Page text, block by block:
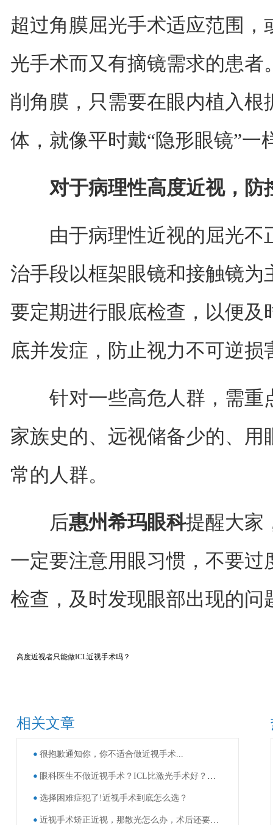
超过角膜屈光手术适应范围
光手术而又有摘镜需求的患
削角膜，只需要在眼内植入
体，就像平时戴“隐形眼镜”一
对于病理性高度近视，防
由于病理性近视的屈光不
治手段以框架眼镜和接触镜
要定期进行眼底检查，以便
底并发症，防止视力不可逆损
针对一些高危人群，需重
家族史的、远视储备少的、
常的人群。
后惠州希玛眼科提醒大家
一定要注意用眼习惯，不要
检查，及时发现眼部出现的问
高度近视者只能做ICL近视手术吗？
相关文章
很抱歉通知你，你不适合做近视手术...
眼科医生不做近视手术？ICL比激光手术好？这些近视手术谣言，别再信了！
选择困难症犯了!近视手术到底怎么选？
近视手术矫正近视，那散光怎么办，术后还要戴眼镜吗？